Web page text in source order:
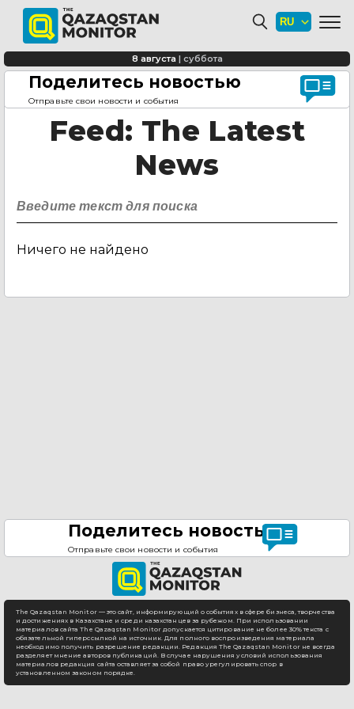
Поделитесь новостью
Отправьте свои новости и события
8 августа | суббота
Главная страница
Feed: The Latest
News
Ничего не найдено
Поделитесь новостью
Отправьте свои новости и события
The Qazaqstan Monitor — это сайт, информирующий о событиях в сфере бизнеса, творчества
и достижениях в Казахстане и среди казахстанцев за рубежом. При использовании
материалов сайта The Qazaqstan Monitor допускается цитирование не более 30% текста с
обязательной гиперссылкой на источник. Для полного воспроизведения материала
необходимо получить разрешение редакции. Редакция The Qazaqstan Monitor не всегда
разделяет мнение авторов публикаций. В случае нарушения условий использования
материалов редакция сайта оставляет за собой право урегулировать спор в
установленном законом порядке.